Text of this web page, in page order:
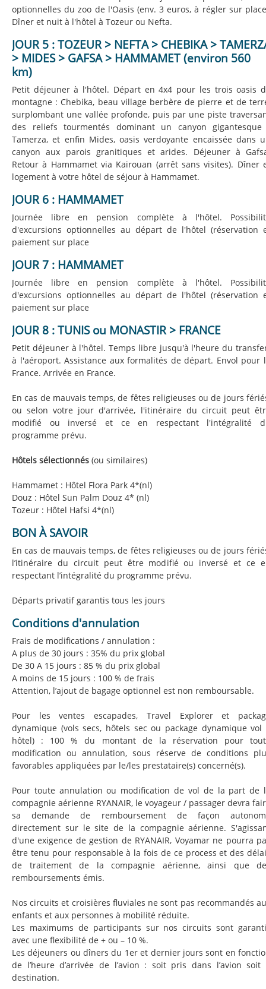
optionnelles du zoo de l'Oasis (env. 3 euros, à régler sur
Dîner et nuit à l'hôtel à Tozeur ou Nefta.
JOUR 5 : TOZEUR > NEFTA > CHEBIKA >
> MIDES > GAFSA > HAMMAMET (environ 560
km)
Petit déjeuner à l'hôtel. Départ en 4x4 pour les trois oasis
montagne : Chebika, beau village berbère de pierre et de
surplombant une vallée profonde, puis par une piste
des reliefs tourmentés dominant un canyon
Tamerza, et enfin Mides, oasis verdoyante encaissée dans
canyon aux parois granitiques et arides. Déjeuner à
Retour à Hammamet via Kairouan (arrêt sans visites). Dîner
logement à votre hôtel de séjour à Hammamet.
JOUR 6 : HAMMAMET
Journée libre en pension complète à l'hôtel.
d'excursions optionnelles au départ de l'hôtel (réservation
paiement sur place
JOUR 7 : HAMMAMET
Journée libre en pension complète à l'hôtel.
d'excursions optionnelles au départ de l'hôtel (réservation
paiement sur place
JOUR 8 : TUNIS ou MONASTIR > FRANCE
Petit déjeuner à l'hôtel. Temps libre jusqu'à l'heure du
à l'aéroport. Assistance aux formalités de départ. Envol pour
France. Arrivée en France.
En cas de mauvais temps, de fêtes religieuses ou de jours
ou selon votre jour d'arrivée, l'itinéraire du circuit peut
modifié ou inversé et ce en respectant l'intégralité
programme prévu.
Hôtels sélectionnés (ou similaires)
Hammamet : Hôtel Flora Park 4*(nl)
Douz : Hôtel Sun Palm Douz 4* (nl)
Tozeur : Hôtel Hafsi 4*(nl)
BON À SAVOIR
En cas de mauvais temps, de fêtes religieuses ou de jours
l’itinéraire du circuit peut être modifié ou inversé et ce
respectant l’intégralité du programme prévu.
Départs privatif garantis tous les jours
Conditions d'annulation
Frais de modifications / annulation :
A plus de 30 jours : 35% du prix global
De 30 A 15 jours : 85 % du prix global
A moins de 15 jours : 100 % de frais
Attention, l’ajout de bagage optionnel est non remboursable.
Pour les ventes escapades, Travel Explorer et
dynamique (vols secs, hôtels sec ou package dynamique vol
hôtel) : 100 % du montant de la réservation pour
modification ou annulation, sous réserve de conditions
favorables appliquées par le/les prestataire(s) concerné(s).
Pour toute annulation ou modification de vol de la part de
compagnie aérienne RYANAIR, le voyageur / passager devra
sa demande de remboursement de façon
directement sur le site de la compagnie aérienne.
d'une exigence de gestion de RYANAIR, Voyamar ne pourra
être tenu pour responsable à la fois de ce process et des
de traitement de la compagnie aérienne, ainsi que
remboursements émis.
Nos circuits et croisières fluviales ne sont pas recommandés
enfants et aux personnes à mobilité réduite.
Les maximums de participants sur nos circuits sont
avec une flexibilité de + ou – 10 %.
Les déjeuners ou dîners du 1er et dernier jours sont en
de l’heure d’arrivée de l’avion : soit pris dans l’avion soit
destination.